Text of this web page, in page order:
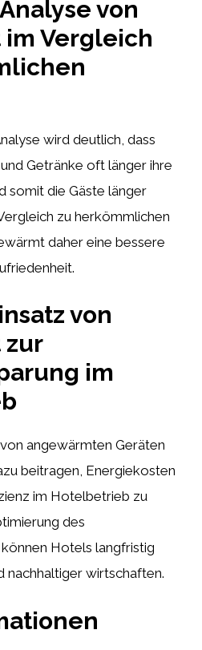
von
Vergleich
wird deutlich, dass
Getränke oft länger ihre
somit die Gäste länger
zu herkömmlichen
daher eine bessere
von
zur
im
angewärmten Geräten
beitragen, Energiekosten
im Hotelbetrieb zu
des
Hotels langfristig
nachhaltiger wirtschaften.